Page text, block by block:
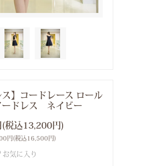
ス】コードレース ロール
ードレス ネイビー
税込13,200円)
円(税込16,500円)
お気に入り